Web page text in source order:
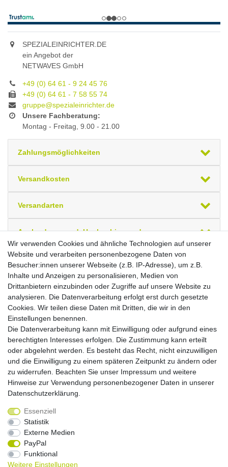
SPEZIALEINRICHTER.DE
ein Angebot der
NETWAVES GmbH
+49 (0) 64 61 - 9 24 45 76
+49 (0) 64 61 - 7 58 55 74
gruppe@spezialeinrichter.de
Unsere Fachberatung:
Montag - Freitag, 9.00 - 21.00
Zahlungsmöglichkeiten
Versandkosten
Versandarten
Auslandsversand, Hochgebirgs- oder
Insellieferung
Ihre zuletzt angesehenen Artikel
Rollcontainer 80cm,1 Schub, 1
Hängeregister,Schloß,Relinggriff, Grau
Brutto
Netto
In den Warenkorb
*inkl. ges. MwSt.,Versandkostenfrei (EU-Ausland
auf Anfrage)
Widerrufs­recht
Daten­schutz­erklärung
Wir verwenden Cookies und ähnliche Technologien auf unserer
Website und verarbeiten personenbezogene Daten von
Besucher:innen unserer Webseite (z.B. IP-Adresse), um z.B.
Inhalte und Anzeigen zu personalisieren, Medien von
Drittanbietern einzubinden oder Zugriffe auf unsere Website zu
analysieren. Die Datenverarbeitung erfolgt erst durch gesetzte
Cookies. Wir teilen diese Daten mit Dritten, die wir in den
Einstellungen benennen.
Die Datenverarbeitung kann mit Einwilligung oder aufgrund eines
berechtigten Interesses erfolgen. Die Zustimmung kann erteilt
oder abgelehnt werden. Es besteht das Recht, nicht einzuwilligen
und die Einwilligung zu einem späteren Zeitpunkt zu ändern oder
zu widerrufen. Beachten Sie unser Impressum und weitere
Hinweise zur Verwendung personenbezogener Daten in unserer
Daten­schutz­erklärung
Essenziell
Statistik
Externe Medien
PayPal
Funktional
Weitere Einstellungen